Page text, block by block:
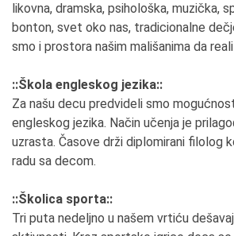
likovna, dramska, psihološka, muzička,
bonton, svet oko nas, tradicionalne
smo i prostora našim mališanima da
::Škola engleskog jezika::
Za našu decu predvideli smo
engleskog jezika. Način učenja je
uzrasta. Časove drži diplomirani filolog
radu sa decom.
::Školica sporta::
Tri puta nedeljno u našem vrtiću